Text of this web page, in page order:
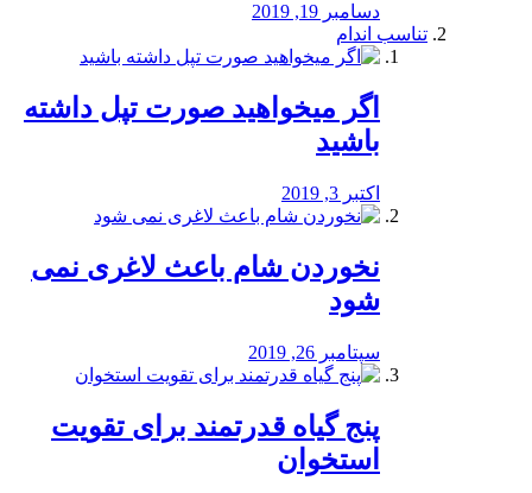
دسامبر 19, 2019
تناسب اندام
اگر میخواهید صورت تپل داشته
باشید
اکتبر 3, 2019
نخوردن شام باعث لاغری نمی
‌شود
سپتامبر 26, 2019
پنج گیاه قدرتمند برای تقویت
استخوان